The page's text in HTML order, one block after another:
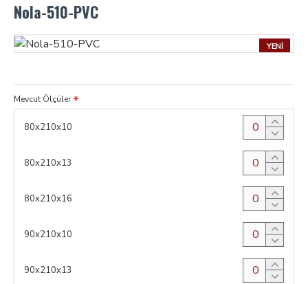
Nola-510-PVC
YENI
Mevcut Ölçüler
80x210x10
80x210x13
80x210x16
90x210x10
90x210x13